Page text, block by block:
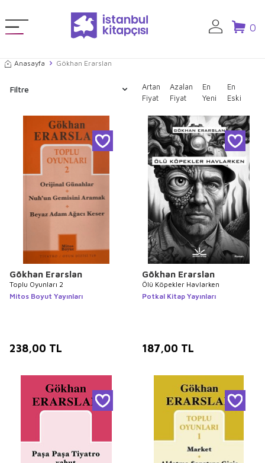
0
Anasayfa Gökhan Erarslan
Filtre
Artan
Fiyat
Azalan
Fiyat
En
Yeni
En
Eski
Gökhan Erarslan
Toplu Oyunları 2
Mitos Boyut Yayınları
238,00 TL
Gökhan Erarslan
Ölü Köpekler Havlarken
Potkal Kitap Yayınları
187,00 TL